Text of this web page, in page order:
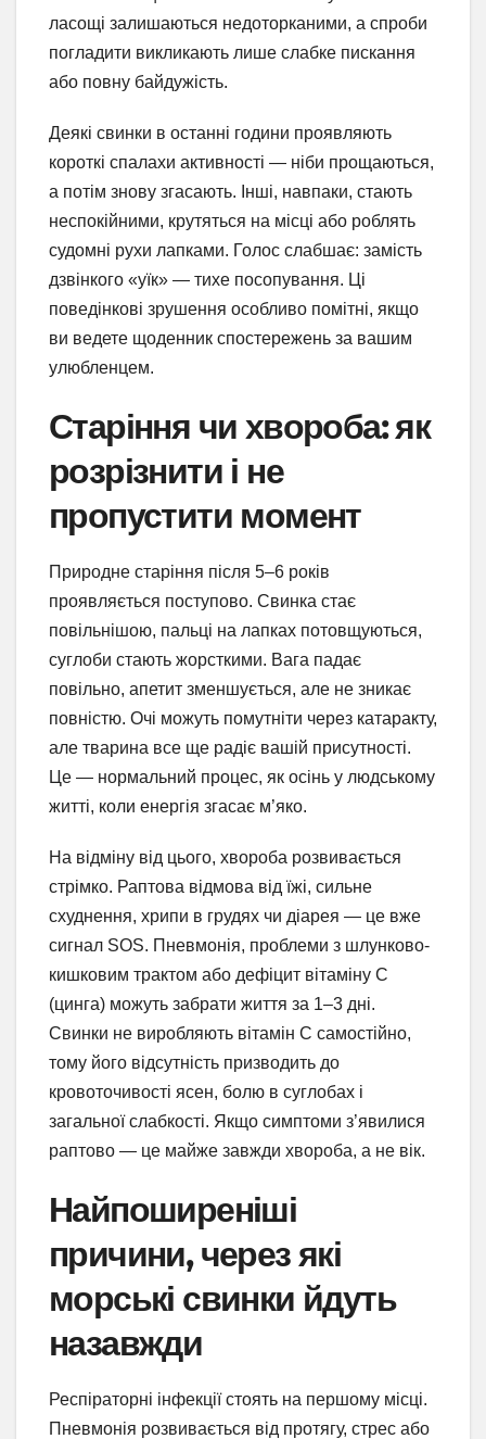
ласощі залишаються недоторканими, а спроби
погладити викликають лише слабке пискання
або повну байдужість.
Деякі свинки в останні години проявляють
короткі спалахи активності — ніби прощаються,
а потім знову згасають. Інші, навпаки, стають
неспокійними, крутяться на місці або роблять
судомні рухи лапками. Голос слабшає: замість
дзвінкого «уїк» — тихе посопування. Ці
поведінкові зрушення особливо помітні, якщо
ви ведете щоденник спостережень за вашим
улюбленцем.
Старіння чи хвороба: як
розрізнити і не
пропустити момент
Природне старіння після 5–6 років
проявляється поступово. Свинка стає
повільнішою, пальці на лапках потовщуються,
суглоби стають жорсткими. Вага падає
повільно, апетит зменшується, але не зникає
повністю. Очі можуть помутніти через катаракту,
але тварина все ще радіє вашій присутності.
Це — нормальний процес, як осінь у людському
житті, коли енергія згасає м’яко.
На відміну від цього, хвороба розвивається
стрімко. Раптова відмова від їжі, сильне
схуднення, хрипи в грудях чи діарея — це вже
сигнал SOS. Пневмонія, проблеми з шлунково-
кишковим трактом або дефіцит вітаміну C
(цинга) можуть забрати життя за 1–3 дні.
Свинки не виробляють вітамін C самостійно,
тому його відсутність призводить до
кровоточивості ясен, болю в суглобах і
загальної слабкості. Якщо симптоми з’явилися
раптово — це майже завжди хвороба, а не вік.
Найпоширеніші
причини, через які
морські свинки йдуть
назавжди
Респіраторні інфекції стоять на першому місці.
Пневмонія розвивається від протягу, стрес або